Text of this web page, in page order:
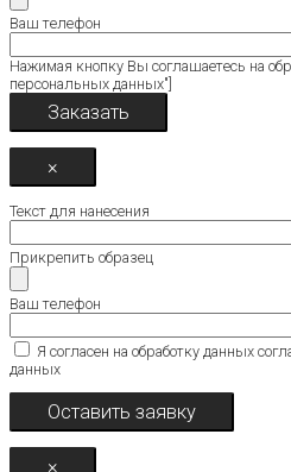
Ваш телефон
Нажимая кнопку Вы соглашаетесь на
персональных данных"]
×
Текст для нанесения
Прикрепить образец
Ваш телефон
Я согласен на обработку данных
данных
×